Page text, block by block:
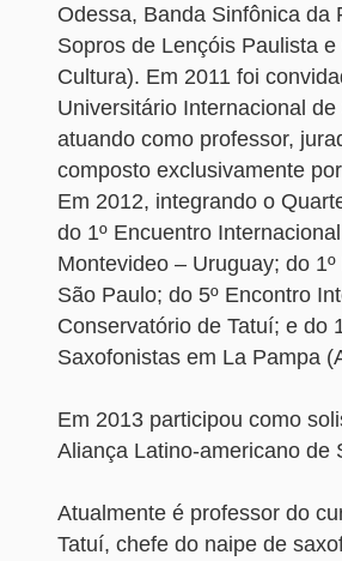
Odessa, Banda Sinfônica da
Sopros de Lençóis Paulista
Cultura). Em 2011 foi
Universitário Internacional
atuando como professor,
composto exclusivamente
Em 2012, integrando o
do 1º Encuentro
Montevideo – Uruguay; do
São Paulo; do 5º Encontro
Conservatório de Tatuí; e do
Saxofonistas em La Pampa
Em 2013 participou como
Aliança Latino-americano de
Atualmente é professor do
Tatuí, chefe do naipe de